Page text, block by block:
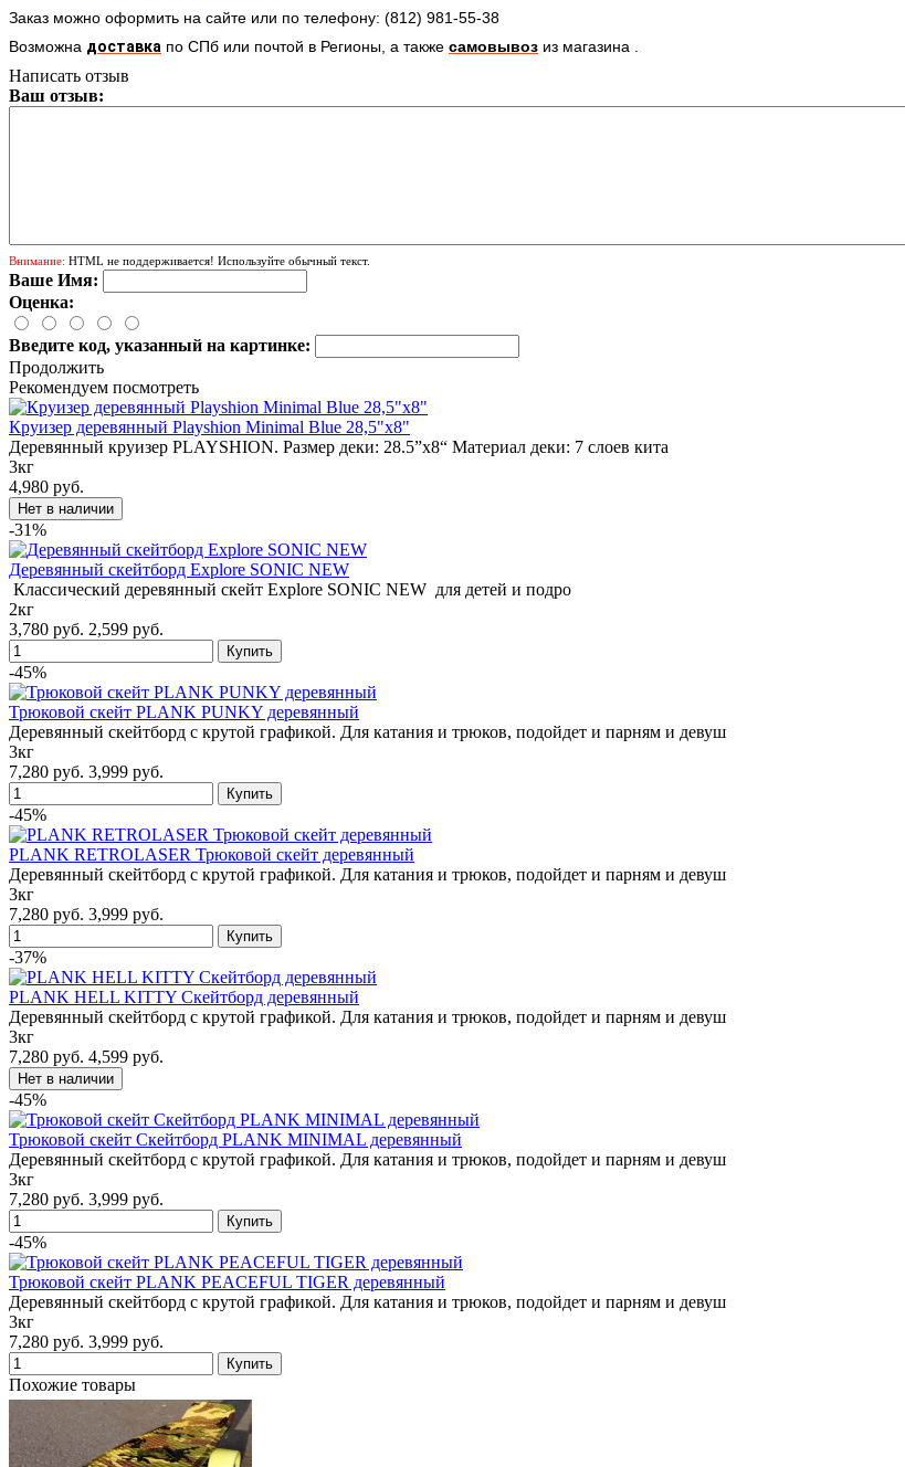
Заказ можно оформить на сайте или по телефону: (812) 981-55-38
Возможна доставка по СПб или почтой в Регионы , а также самовывоз из магазина .
Написать отзыв
Ваш отзыв:
Внимание: HTML не поддерживается! Используйте обычный текст.
Ваше Имя:
Оценка:
Введите код, указанный на картинке:
Продолжить
Рекомендуем посмотреть
Круизер деревянный Playshion Minimal Blue 28,5"x8"
Деревянный круизер PLAYSHION. Размер деки: 28.5”x8“ Материал деки: 7 слоев кита
3кг
4,980 руб.
-31%
Деревянный скейтборд Explore SONIC NEW
Классический деревянный скейт Explore SONIC NEW для детей и подро
2кг
3,780 руб. 2,599 руб.
-45%
Трюковой скейт PLANK PUNKY деревянный
Деревянный скейтборд с крутой графикой. Для катания и трюков, подойдет и парням и девуш
3кг
7,280 руб. 3,999 руб.
-45%
PLANK RETROLASER Трюковой скейт деревянный
Деревянный скейтборд с крутой графикой. Для катания и трюков, подойдет и парням и девуш
3кг
7,280 руб. 3,999 руб.
-37%
PLANK HELL KITTY Скейтборд деревянный
Деревянный скейтборд с крутой графикой. Для катания и трюков, подойдет и парням и девуш
3кг
7,280 руб. 4,599 руб.
-45%
Трюковой скейт Скейтборд PLANK MINIMAL деревянный
Деревянный скейтборд с крутой графикой. Для катания и трюков, подойдет и парням и девуш
3кг
7,280 руб. 3,999 руб.
-45%
Трюковой скейт PLANK PEACEFUL TIGER деревянный
Деревянный скейтборд с крутой графикой. Для катания и трюков, подойдет и парням и девуш
3кг
7,280 руб. 3,999 руб.
Похожие товары